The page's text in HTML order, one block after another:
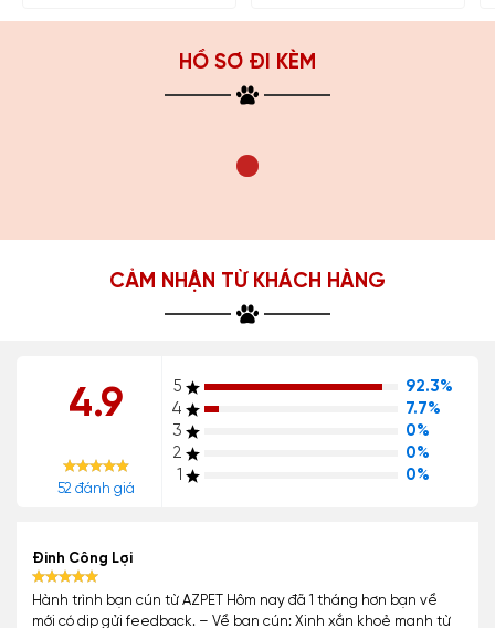
HỒ SƠ ĐI KÈM
CẢM NHẬN TỪ KHÁCH HÀNG
4.9
52 đánh giá
5
92.3%
4
7.7%
3
0%
2
0%
1
0%
Đinh Công Lợi
Hành trình bạn cún từ AZPET Hôm nay đã 1 tháng hơn bạn về
mới có dịp gửi feedback. – Về bạn cún: Xinh xắn khoẻ mạnh từ